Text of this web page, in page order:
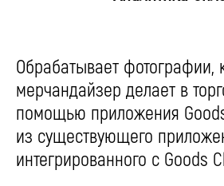
Обрабатывает фотографии,
мерчандайзер делает в
помощью приложения
из существующего
интегрированного с Goods